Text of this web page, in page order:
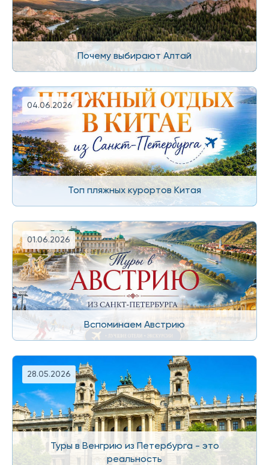
Почему выбирают Алтай
04.06.2026
Топ пляжных курортов Китая
01.06.2026
Вспоминаем Австрию
28.05.2026
Туры в Венгрию из Петербурга - это
реальность